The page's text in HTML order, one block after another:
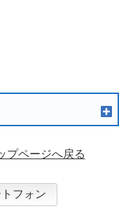
プページへ戻る
フォン